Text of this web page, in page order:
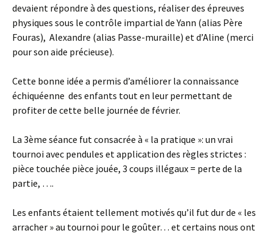
devaient répondre à des questions, réaliser des épreuves
physiques sous le contrôle impartial de Yann (alias Père
Fouras), Alexandre (alias Passe-muraille) et d’Aline (merci
pour son aide précieuse).
Cette bonne idée a permis d’améliorer la connaissance
échiquéenne des enfants tout en leur permettant de
profiter de cette belle journée de février.
La 3ème séance fut consacrée à « la pratique »: un vrai
tournoi avec pendules et application des règles strictes :
pièce touchée pièce jouée, 3 coups illégaux = perte de la
partie, ….
Les enfants étaient tellement motivés qu’il fut dur de « les
arracher » au tournoi pour le goûter… et certains nous ont